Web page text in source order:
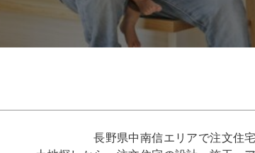
長野県中南信エリアで注文住